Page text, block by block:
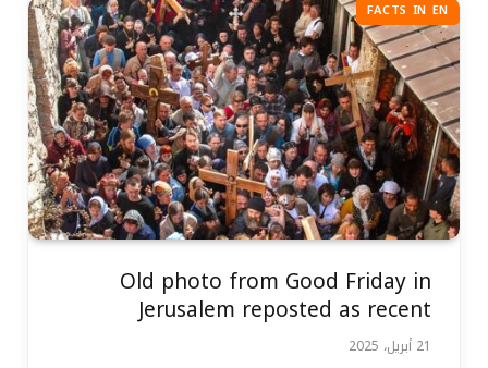
FACTS IN EN
Old photo from Good Friday in
Jerusalem reposted as recent
21 أبريل، 2025